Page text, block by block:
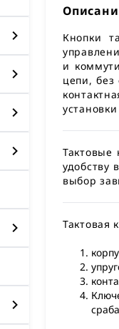
Кнопки
и
цепи, без
Тактовые
удобству
выбор
Тактовая